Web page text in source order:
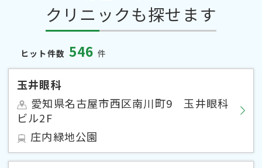
クリニックも探せます
ヒット件数 546 件
玉井眼科
愛知県名古屋市西区南川町9 玉井眼科
ビル2F
庄内緑地公園